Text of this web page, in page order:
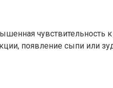
чувствительность
появление сыпи или